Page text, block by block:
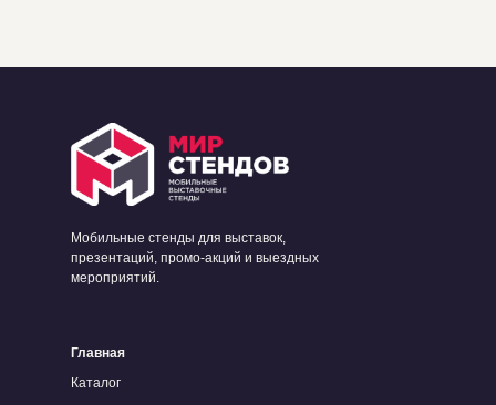
Мобильные стенды для выставок,
презентаций, промо-акций и выездных
мероприятий.
Главная
Каталог